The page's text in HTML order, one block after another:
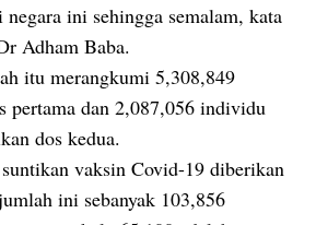
ini sehingga semalam, kata
Adham Baba.
itu merangkumi 5,308,849
pertama dan 2,087,056 individu
dos kedua.
vaksin Covid-19 diberikan
ini sebanyak 103,856